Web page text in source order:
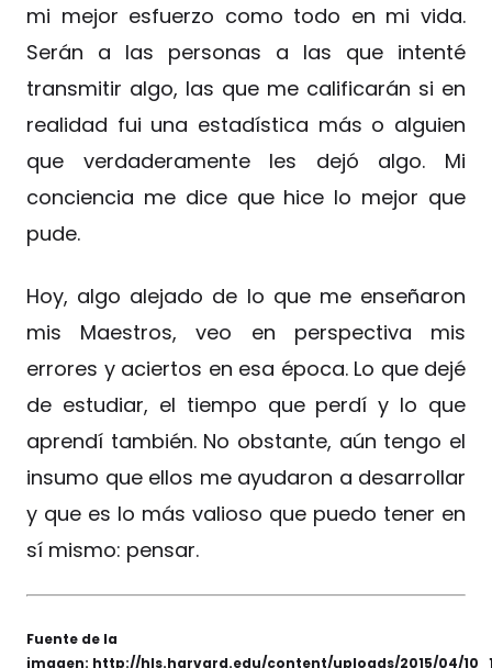
mi mejor esfuerzo como todo en mi vida.
Serán a las personas a las que intenté
transmitir algo, las que me calificarán si en
realidad fui una estadística más o alguien
que verdaderamente les dejó algo. Mi
conciencia me dice que hice lo mejor que
pude.
Hoy, algo alejado de lo que me enseñaron
mis Maestros, veo en perspectiva mis
errores y aciertos en esa época. Lo que dejé
de estudiar, el tiempo que perdí y lo que
aprendí también. No obstante, aún tengo el
insumo que ellos me ayudaron a desarrollar
y que es lo más valioso que puedo tener en
sí mismo: pensar.
Fuente de la
imagen: http://hls.harvard.edu/content/uploads/2015/04/